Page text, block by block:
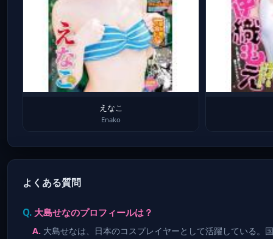
えなこ
Enako
よくある質問
大島せなのプロフィールは？
大島せなは、日本のコスプレイヤーとして活躍している。